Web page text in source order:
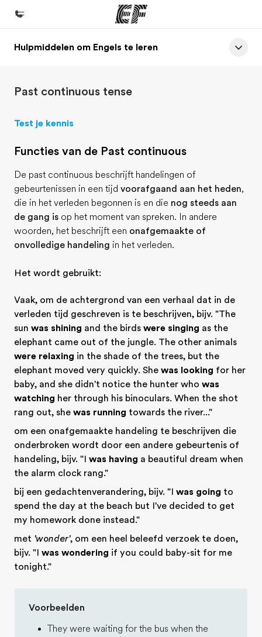
Home
Programma's
Over ons
Wie wij zijn
Careers
Kom bij ons team
Hulpmiddelen om Engels te leren
Past continuous tense
Test je kennis
Functies van de Past continuous
De past continuous beschrijft handelingen of
gebeurtenissen in een tijd voorafgaand aan het heden,
die in het verleden begonnen is en die nog steeds aan
de gang is op het moment van spreken. In andere
woorden, het beschrijft een onafgemaakte of
onvolledige handeling in het verleden.
Het wordt gebruikt:
Vaak, om de achtergrond van een verhaal dat in de
verleden tijd geschreven is te beschrijven, bijv. "The
sun was shining and the birds were singing as the
elephant came out of the jungle. The other animals
were relaxing in the shade of the trees, but the
elephant moved very quickly. She was looking for her
baby, and she didn't notice the hunter who was
watching her through his binoculars. When the shot
rang out, she was running towards the river..."
om een onafgemaakte handeling te beschrijven die
onderbroken wordt door een andere gebeurtenis of
handeling, bijv. "I was having a beautiful dream when
the alarm clock rang."
bij een gedachtenverandering, bijv. "I was going to
spend the day at the beach but I've decided to get
my homework done instead."
met 'wonder', om een heel beleefd verzoek te doen,
bijv. "I was wondering if you could baby-sit for me
tonight."
Voorbeelden
They were waiting for the bus when the